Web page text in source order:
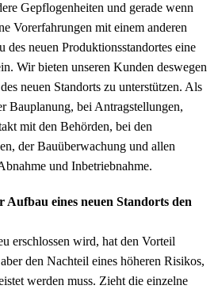
Gepflogenheiten und gerade wenn
Vorerfahrungen mit einem anderen
des neuen Produktionsstandortes eine
Wir bieten unseren Kunden deswegen
neuen Standorts zu unterstützen. Als
Bauplanung, bei Antragstellungen,
mit den Behörden, bei den
der Bauüberwachung und allen
und Inbetriebnahme.
Aufbau eines neuen Standorts den
erschlossen wird, hat den Vorteil
den Nachteil eines höheren Risikos,
werden muss. Zieht die einzelne